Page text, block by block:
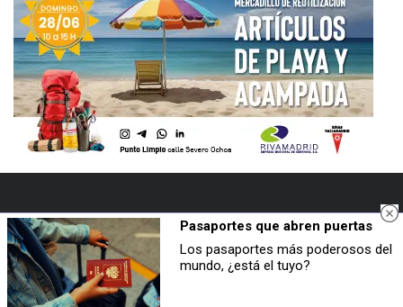
NAVEGACIÓN
PORTADA
Pasaportes que abren puertas
Los pasaportes más poderosos del
mundo, ¿está el tuyo?